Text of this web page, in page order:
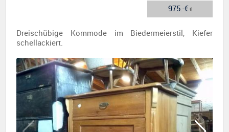
975.-€ €
Dreischübige Kommode im Biedermeierstil, Kiefer
schellackiert.